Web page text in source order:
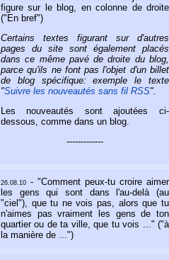
figure sur le blog, en colonne de droite
("En bref")
Certains textes figurant sur d'autres
pages du site sont également placés
dans ce même pavé de droite du blog,
parce qu'ils ne font pas l'objet d'un billet
de blog spécifique: exemple le texte
"Suivre les nouveautés sans fil RSS".
Les nouveautés sont ajoutées ci-
dessous, comme dans un blog.
-------------
26.08.10 - "Comment peux-tu croire aimer
les gens qui sont dans l'au-delà (au
"ciel"), que tu ne vois pas, alors que tu
n'aimes pas vraiment les gens de ton
quartier ou de ta ville, que tu vois ..." ("à
la manière de ...")